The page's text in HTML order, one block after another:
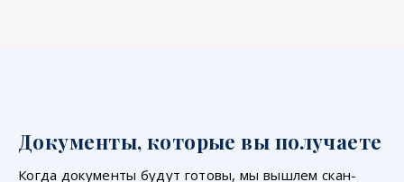
Документы, которые вы получаете
Когда документы будут готовы, мы вышлем скан-